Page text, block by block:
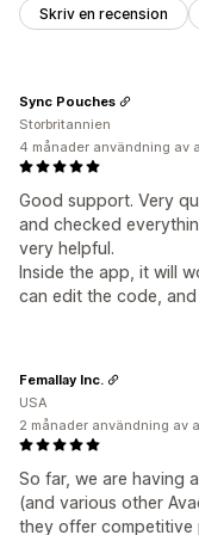
Syndikering av
Skriv en recension
Good support. Very
and checked
very helpful.
Inside the app, it will
can edit the code,
Sync Pouches
Storbritannien
4 månader användning av
So far, we are having
(and various other
they offer competitive
Femallay Inc.
USA
2 månader användning av